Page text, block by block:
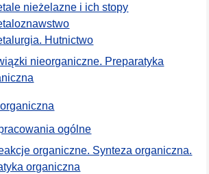
nieżelazne i ich stopy
Hutnictwo
nieorganiczne. Preparatyka
ogólne
organiczne. Synteza organiczna.
organiczna